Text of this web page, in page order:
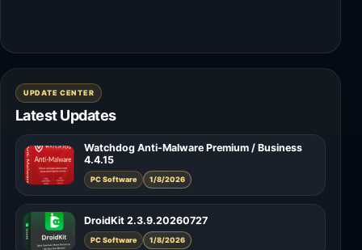
UPDATE CENTER
Latest Updates
Watchdog Anti-Malware Premium / Business
4.4.15
PC Software 1/8/2026
DroidKit 2.3.9.20260727
PC Software 1/8/2026